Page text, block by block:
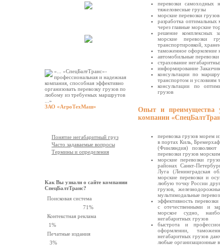
«... «СпецБалтТранс»-
профессиональная и надежная
компания, способная эффективно
организовать перевозку грузов по
любому из требуемых маршрутов
...»
ЗАО «АгроТехМаш»
Понятие негабаритный груз
Часто задаваемые вопросы
Термины и определения
Как Вы узнали о сайте компании
СпецБалтТранс?
Поисковая система
71%
Контекстная реклама
1%
Печатные издания
3%
перевозки самоходных
тяжеловесные грузы
морские перевозки
разработка
через главные морские
решение комплексных
морские перевозки
транспортировкой,
таможенное оформление
автомобильные
страхование
информирование
консультации по
транспортом и условиям
консультации по
грузов
Опыт и преимущества
компании
перевозка грузов морем
в портах Киль,
(Финляндия) позволяют
перевозки грузов
морские перевозки
районах Санкт-
Луга (Ленинградская
морские перевозки и
любую точку России
грузов,
мультимодальные
эффективность
с отечественными и
морское судно,
негабаритных грузов
быстрота и
оформлении,
негабаритных грузов
любые организационные